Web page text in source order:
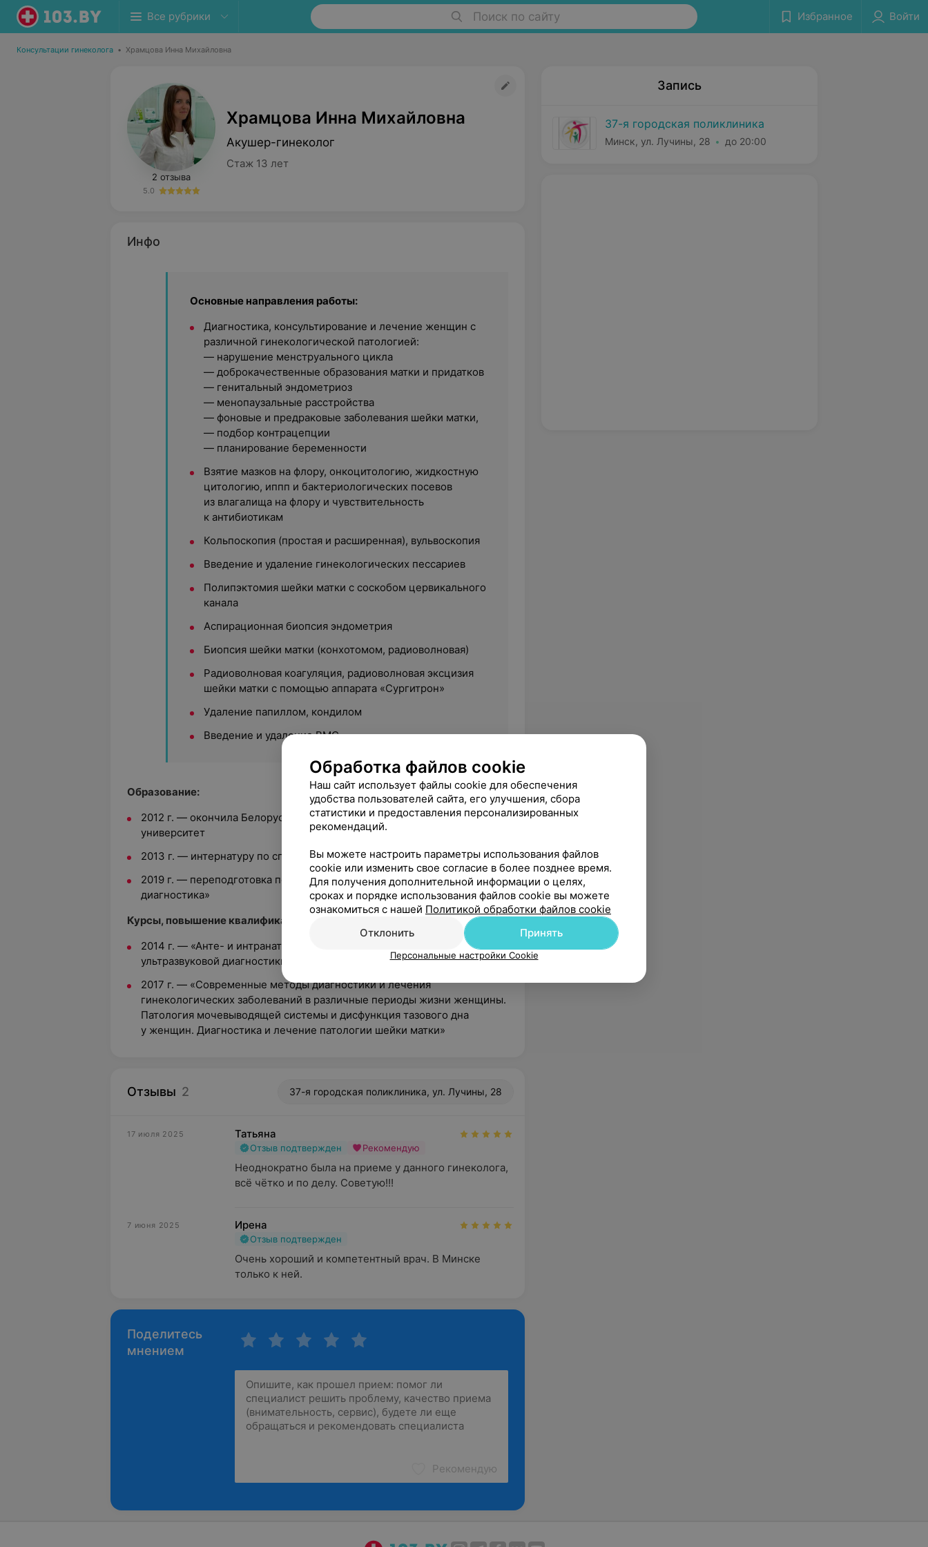
Все рубрики Поиск по сайту Избранное Войти
Консультации гинеколога • Храмцова Инна Михайловна
2 отзыва
5.0
Храмцова Инна Михайловна
Акушер-гинеколог
Стаж 13 лет
Инфо
Основные направления работы:
Диагностика, консультирование и лечение женщин с
различной гинекологической патологией:
— нарушение менструального цикла
— доброкачественные образования матки и придатков
— генитальный эндометриоз
— менопаузальные расстройства
— фоновые и предраковые заболевания шейки матки,
— подбор контрацепции
— планирование беременности
Взятие мазков на флору, онкоцитологию, жидкостную
цитологию, иппп и бактериологических посевов
из влагалища на флору и чувствительность
к антибиотикам
Кольпоскопия (простая и расширенная), вульвоскопия
Введение и удаление гинекологических пессариев
Полипэктомия шейки матки с соскобом цервикального
канала
Аспирационная биопсия эндометрия
Биопсия шейки матки (конхотомом, радиоволновая)
Радиоволновая коагуляция, радиоволновая эксцизия
шейки матки с помощью аппарата «Сургитрон»
Удаление папиллом, кондилом
Введение и удаление ВМС
Образование:
2012 г. — окончила Белорусский государственный медицинский
университет
2013 г. — интернатуру по специальности «Акушерство и гинекология»
2019 г. — переподготовка по специальности «Ультразвуковая
диагностика»
Курсы, повышение квалификации:
2014 г. — «Анте- и интранатальная охрана плода и основы
ультразвуковой диагностики»
2017 г. — «Современные методы диагностики и лечения
гинекологических заболеваний в различные периоды жизни женщины.
Патология мочевыводящей системы и дисфункция тазового дна
у женщин. Диагностика и лечение патологии шейки матки»
Отзывы 2 37-я городская поликлиника, ул. Лучины, 28
17 июля 2025 Татьяна
Отзыв подтвержден Рекомендую
Неоднократно была на приеме у данного гинеколога,
всё чётко и по делу. Советую!!!
7 июня 2025 Ирена
Отзыв подтвержден
Очень хороший и компетентный врач. В Минске
только к ней.
Поделитесь
мнением
Рекомендую
Запись
37-я городская поликлиника
Минск, ул. Лучины, 28 до 20:00
Обработка файлов cookie
Наш сайт использует файлы cookie для обеспечения
удобства пользователей сайта, его улучшения, сбора
статистики и предоставления персонализированных
рекомендаций.
Вы можете настроить параметры использования файлов
cookie или изменить свое согласие в более позднее время.
Для получения дополнительной информации о целях,
сроках и порядке использования файлов cookie вы можете
ознакомиться с нашей Политикой обработки файлов cookie
Отклонить
Принять
Персональные настройки Cookie